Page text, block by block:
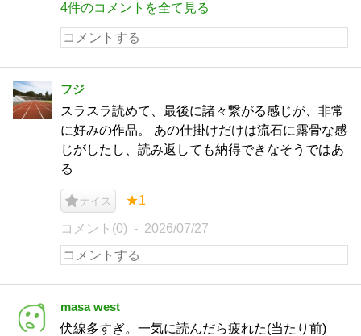
4件のコメントを全て見る
フジ
スラスラ読めて、最後に諸々繋がる感じが、非常
に好みの作品。 あの仕掛けだけは流石に露骨な感
じがしたし、読み返しても納得できなそうではあ
る
ナイス ★1
コメント(0) 2026/07/27
masa west
伏線多すぎ。一気に読んだら疲れた(当たり前)